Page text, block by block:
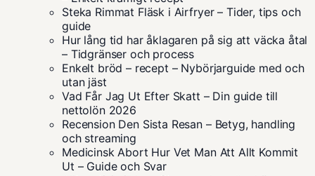
Steka Rimmat Fläsk i Airfryer – Tider, tips och
guide
Hur lång tid har åklagaren på sig att väcka åtal
– Tidgränser och process
Enkelt bröd – recept – Nybörjarguide med och
utan jäst
Vad Får Jag Ut Efter Skatt – Din guide till
nettolön 2026
Recension Den Sista Resan – Betyg, handling
och streaming
Medicinsk Abort Hur Vet Man Att Allt Kommit
Ut – Guide och Svar